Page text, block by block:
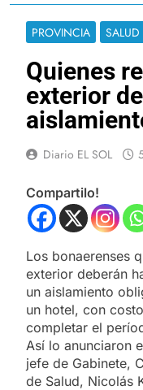
PROVINCIA SALUD
Quienes
exterior
Diario EL SOL
Compartilo!
Los bonaerenses
exterior deberán
un aislamiento
un hotel, con
completar el
Así lo anunciaron
jefe de Gabinete,
de Salud, Nicolás